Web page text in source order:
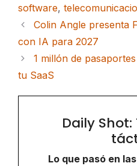
software,
Colin Angle presenta
con IA para 2027
1 millón de
tu SaaS
Daily
Lo que pasó en